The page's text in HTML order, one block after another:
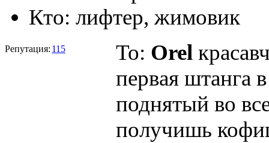
Кто: лифтер, жимовик
Репутация: 115 To: Orel
первая штанга
поднятый во
получишь